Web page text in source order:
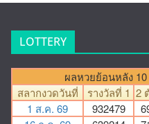
LOTTERY